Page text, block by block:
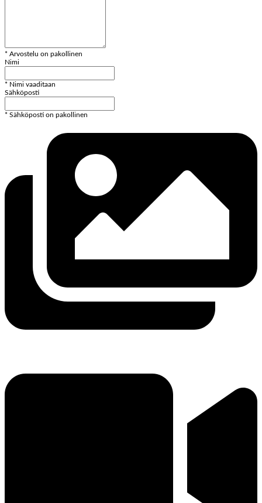
* Arvostelu on pakollinen
Nimi
* Nimi vaaditaan
Sähköposti
* Sähköposti on pakollinen